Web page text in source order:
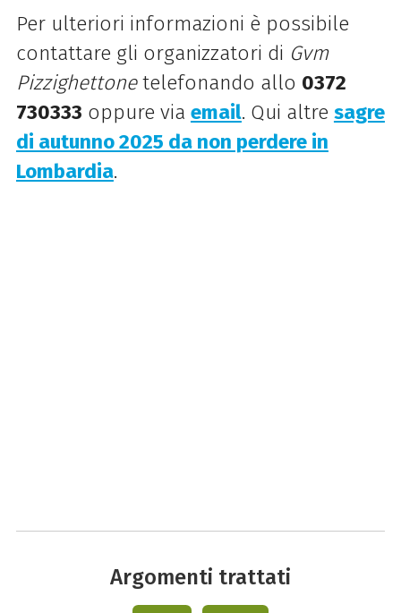
Per ulteriori informazioni è possibile
contattare gli organizzatori di Gvm
Pizzighettonetelefonando allo 0372
730333 oppure via email. Qui altre sagre
di autunno 2025 da non perdere in
Lombardia.
Argomenti trattati